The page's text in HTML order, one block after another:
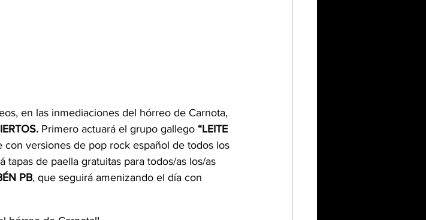
en las inmediaciones del hórreo de Carnota,
Primero actuará el grupo gallego “LEITE
con versiones de pop rock español de todos los
de paella gratuitas para todos/as los/as
PB, que seguirá amenizando el día con